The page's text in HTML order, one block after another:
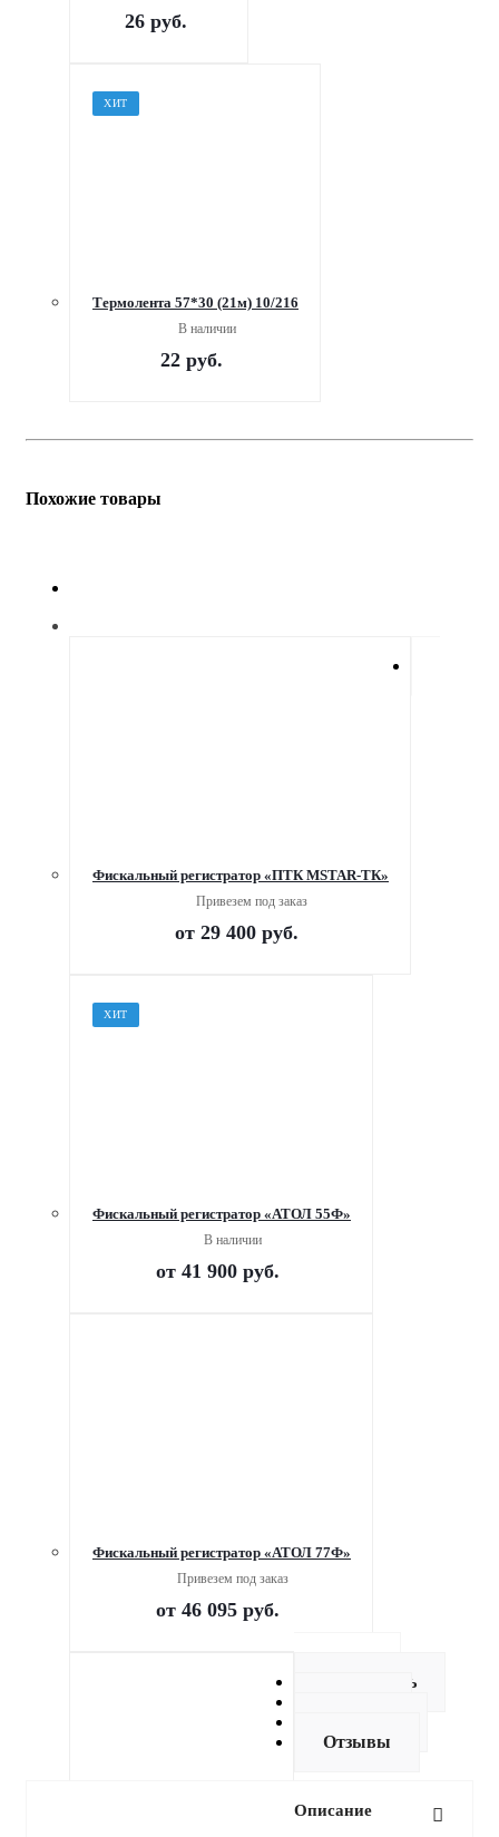
26руб.
ХИТ
Термолента 57*30 (21м) 10/216
В наличии
22 руб.
Похожие товары
Фискальный регистратор «ПТК MSTAR-ТК»
Привезем под заказ
от 29 400 руб.
ХИТ
Фискальный регистратор «АТОЛ 55Ф»
В наличии
от 41 900 руб.
Фискальный регистратор «АТОЛ 77Ф»
Привезем под заказ
от 46 095 руб.
Как купить
Отзывы
Описание